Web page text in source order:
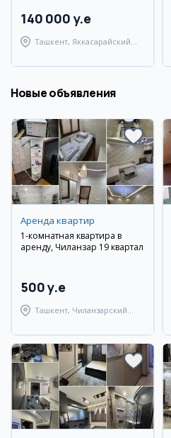
140 000 y.e
Ташкент, Яккасарайский
Новые объявления
Аренда квартир
1-комнатная квартира в
аренду, Чиланзар 19 квартал
500 y.e
Ташкент, Чиланзарский